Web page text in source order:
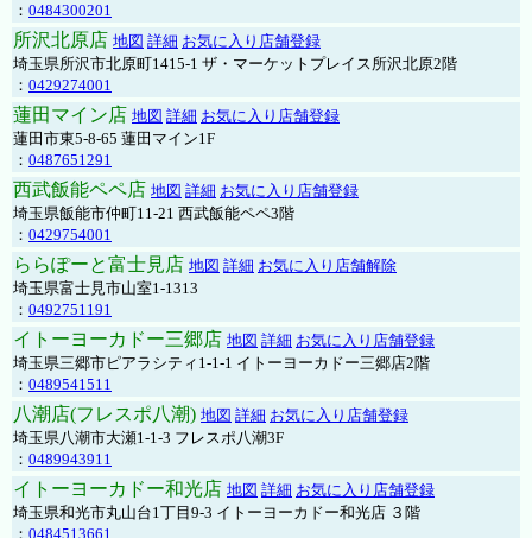
： 0484300201
所沢北原店 地図 詳細 お気に入り店舗登録
埼玉県所沢市北原町1415-1 ザ・マーケットプレイス所沢北原2階
： 0429274001
蓮田マイン店 地図 詳細 お気に入り店舗登録
蓮田市東5-8-65 蓮田マイン1F
： 0487651291
西武飯能ペペ店 地図 詳細 お気に入り店舗登録
埼玉県飯能市仲町11-21 西武飯能ペペ3階
： 0429754001
ららぽーと富士見店 地図 詳細 お気に入り店舗解除
埼玉県富士見市山室1-1313
： 0492751191
イトーヨーカドー三郷店 地図 詳細 お気に入り店舗登録
埼玉県三郷市ピアラシティ1-1-1 イトーヨーカドー三郷店2階
： 0489541511
八潮店(フレスポ八潮) 地図 詳細 お気に入り店舗登録
埼玉県八潮市大瀬1-1-3 フレスポ八潮3F
： 0489943911
イトーヨーカドー和光店 地図 詳細 お気に入り店舗登録
埼玉県和光市丸山台1丁目9-3 イトーヨーカドー和光店 ３階
： 0484513661